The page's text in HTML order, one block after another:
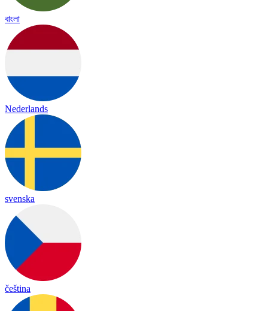
বাংলা
Nederlands
svenska
čeština